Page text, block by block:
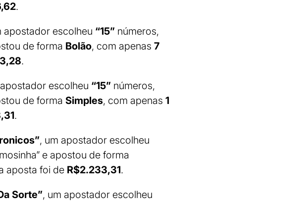
.
apostador escolheu “15” números,
de forma Bolão, com apenas 7
.
escolheu “15” números,
de forma Simples, com apenas 1
.
, um apostador escolheu
e apostou de forma
aposta foi de R$2.233,31.
Sorte”, um apostador escolheu